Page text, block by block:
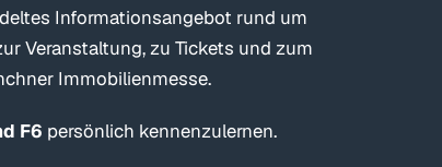
Informationsangebot rund um
Veranstaltung, zu Tickets und zum
Immobilienmesse.
F6 persönlich kennenzulernen.